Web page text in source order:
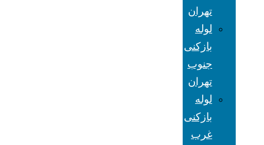
تهران
لوله
بازکنی
جنوب
تهران
لوله
بازکنی
غرب